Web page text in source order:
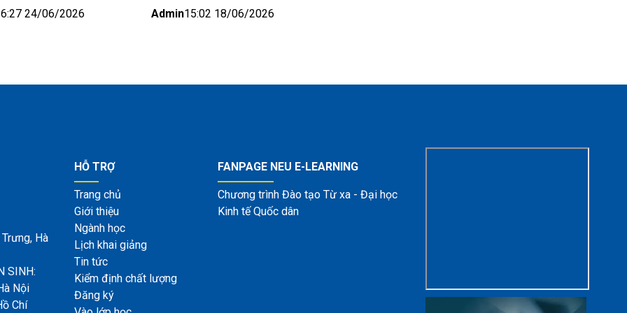
miền Bắc (Hà Nội)
24/06/2026 Admin15:02 18/06/2026
Hà
SINH:
Nội
Chí
HỖ TRỢ
Trang chủ
Giới thiệu
Ngành học
Lịch khai giảng
Tin tức
Kiểm định chất lượng
Đăng ký
FANPAGE NEU E-LEARNING
Chương trình Đào tạo Từ xa - Đại học
Kinh tế Quốc dân